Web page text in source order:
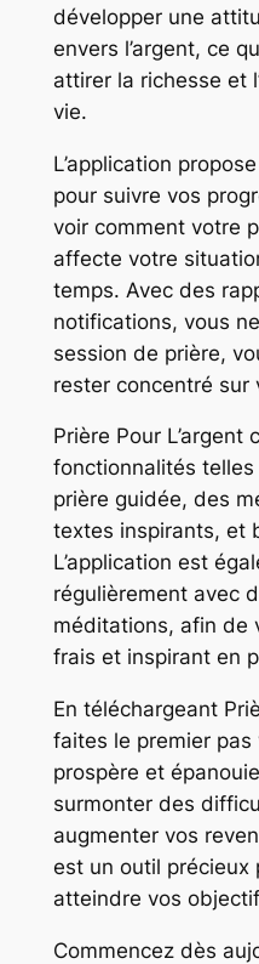
développer une
envers l’argent, ce
attirer la richesse et
vie.
L’application
pour suivre vos
voir comment votre
affecte votre
temps. Avec des
notifications, vous
session de prière,
rester concentré sur
Prière Pour L’argent
fonctionnalités
prière guidée, des
textes inspirants, et
L’application est
régulièrement avec
méditations, afin de
frais et inspirant en
En téléchargeant
faites le premier pas
prospère et
surmonter des
augmenter vos
est un outil précieux
atteindre vos
Commencez dès